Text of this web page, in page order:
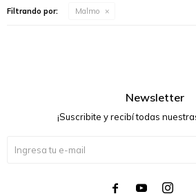
Filtrando por: Malmo
Newsletter
¡Suscribite y recibí todas
  